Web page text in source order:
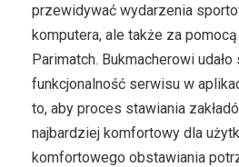
przewidywać wydarzenia
komputera, ale także za
Parimatch. Bukmacherowi udało
funkcjonalność serwisu w
to, aby proces stawiania
najbardziej komfortowy dla
komfortowego obstawiania